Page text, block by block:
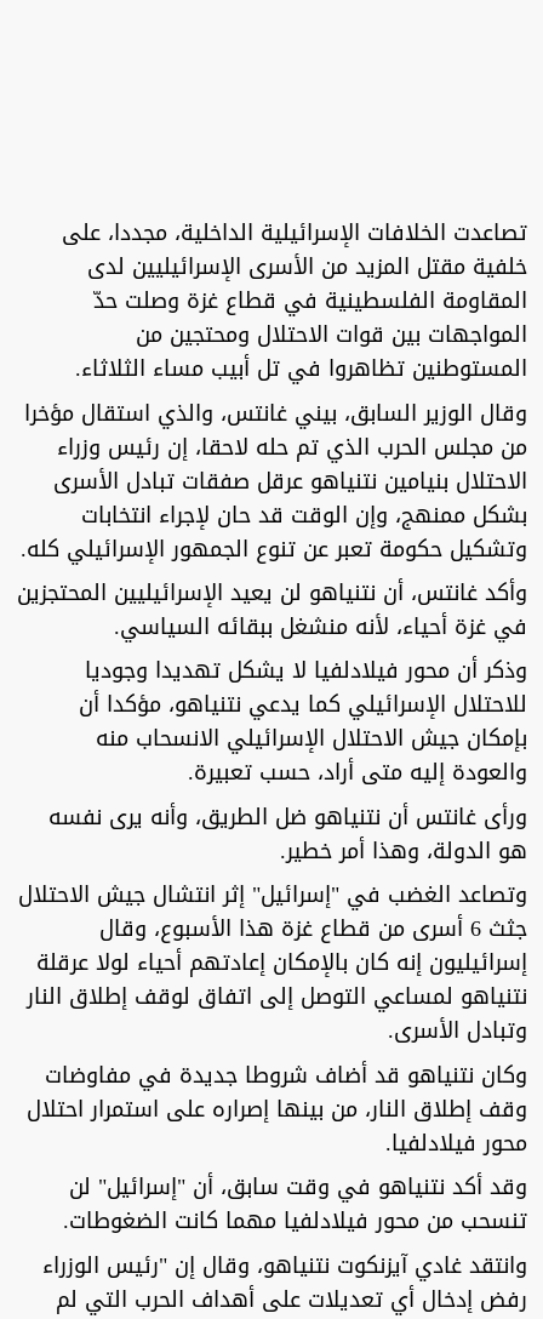
تصاعدت الخلافات الإسرائيلية الداخلية، مجددا، على
خلفية مقتل المزيد من الأسرى الإسرائيليين لدى
المقاومة الفلسطينية في قطاع غزة وصلت حدّ
المواجهات بين قوات الاحتلال ومحتجين من
المستوطنين تظاهروا في تل أبيب مساء الثلاثاء.
وقال الوزير السابق، بيني غانتس، والذي استقال مؤخرا
من مجلس الحرب الذي تم حله لاحقا، إن رئيس وزراء
الاحتلال بنيامين نتنياهو عرقل صفقات تبادل الأسرى
بشكل ممنهج، وإن الوقت قد حان لإجراء انتخابات
وتشكيل حكومة تعبر عن تنوع الجمهور الإسرائيلي كله.
وأكد غانتس، أن نتنياهو لن يعيد الإسرائيليين المحتجزين
في غزة أحياء، لأنه منشغل ببقائه السياسي.
وذكر أن محور فيلادلفيا لا يشكل تهديدا وجوديا
للاحتلال الإسرائيلي كما يدعي نتنياهو، مؤكدا أن
بإمكان جيش الاحتلال الإسرائيلي الانسحاب منه
والعودة إليه متى أراد، حسب تعبيرة.
ورأى غانتس أن نتنياهو ضل الطريق، وأنه يرى نفسه
هو الدولة، وهذا أمر خطير.
وتصاعد الغضب في "إسرائيل" إثر انتشال جيش الاحتلال
جثث 6 أسرى من قطاع غزة هذا الأسبوع، وقال
إسرائيليون إنه كان بالإمكان إعادتهم أحياء لولا عرقلة
نتنياهو لمساعي التوصل إلى اتفاق لوقف إطلاق النار
وتبادل الأسرى.
وكان نتنياهو قد أضاف شروطا جديدة في مفاوضات
وقف إطلاق النار، من بينها إصراره على استمرار احتلال
محور فيلادلفيا.
وقد أكد نتنياهو في وقت سابق، أن "إسرائيل" لن
تنسحب من محور فيلادلفيا مهما كانت الضغوطات.
وانتقد غادي آيزنكوت نتنياهو، وقال إن "رئيس الوزراء
رفض إدخال أي تعديلات على أهداف الحرب التي لم